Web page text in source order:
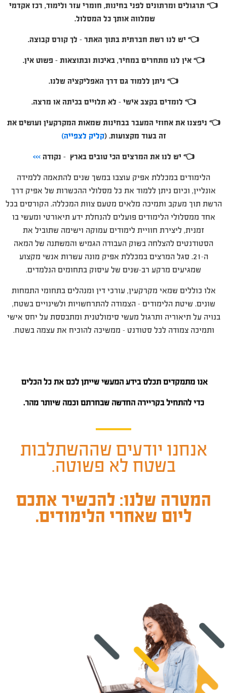
👈 תרגולים ומרתונים לפני בחינות, חומרי עזר ולימוד, רכז אקדמי
שמלווה אותך כל המסלול.
👈 יש לנו רשת חברתית בתוך האתר – לך קורס קבוצה.
👈 אין לנו מתחרים במחיר, באיכות ובתוצאות – פשוט אין.
👈 ניתן ללמוד גם דרך האפליקציה שלנו.
👈 לומדים בקצב אישי – לא תלויים בכיתה או מרצה.
👈 ניפצנו את אחוזי המעבר בבחינות שמאות המקרקעין ועושים את
זה בעוד מקצועות. (קליק לצפייה)
👈 יש לנו את המרצים הכי טובים בארץ – נקודה >>>
הלימודים במכללת אפיק עוצבו במשך שנים להתאמה ללמידה
אונליין, וכיום ניתן ללמוד את כל מסלולי ההכשרות של אפיק דרך
הרשת תוך מעקב ותמיכה מלאים מטעם צוות המכללה. הקורסים בכל
אחד ממסלולי הלימודים פועלים להנחלת ידע תיאורטי ומעשי בו
זמנית, ליצירת חוויית לימודים עמוקה וישימה שתוביל את
הסטודנטים להצלחה בשוק העבודה הגמיש והמשתנה של המאה
ה-21. סגל המרצים במכללת אפיק מונה עשרות אנשי מקצוע
שמגיעים מרקע רב-שנים של עיסוק בתחומים הנלמדים.
אלו כוללים שמאי מקרקעין, עורכי דין ומנהלים בתחומי התמחות
שונים. שיטת הלימודים – הצמודה להתרחשויות ולשינויים בשטח,
בנויה על תיאוריה ותרגול מעשי סימולטנית ומתבססת על יחס אישי
ותמיכה צמודה לכל סטודנט – ממשיכה להוכיח את עצמה בשטח.
אנו מתמקדים תכלס בידע המעשי שייתן לכם את כל הכלים
כדי להתחיל בקריירה החדשה שבחרתם וכמה שיותר מהר.
אנחנו יודעים שההשתלבות
בשטח לא פשוטה.
המטרה שלנו: להכשיר אתכם
ליום שאחרי הלימודים.